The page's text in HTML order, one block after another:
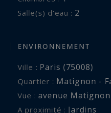
Salle(s) d'eau : 2
ENVIRONNEMENT
Ville : Paris (75008)
Quartier : Matignon -
Vue : avenue Matignon
A proximité : Jardins